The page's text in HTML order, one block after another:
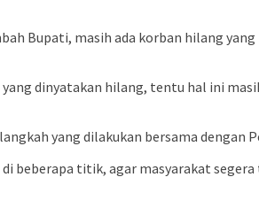
Bupati, masih ada korban hilang
dinyatakan hilang, tentu hal ini
yang dilakukan bersama dengan
beberapa titik, agar masyarakat